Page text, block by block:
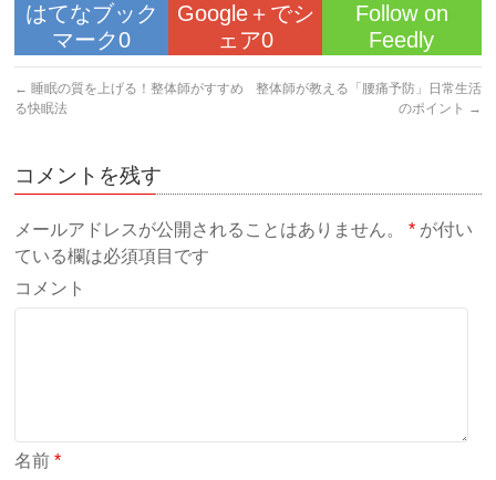
はてなブック
マーク0
Google＋でシ
ェア0
Follow on
Feedly
← 睡眠の質を上げる！整体師がすすめ
る快眠法
整体師が教える「腰痛予防」日常生活
のポイント →
コメントを残す
メールアドレスが公開されることはありません。 * が付い
ている欄は必須項目です
コメント
名前*